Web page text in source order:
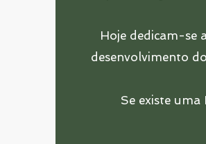
Hoje dedicam-se
desenvolvimento
Se existe uma